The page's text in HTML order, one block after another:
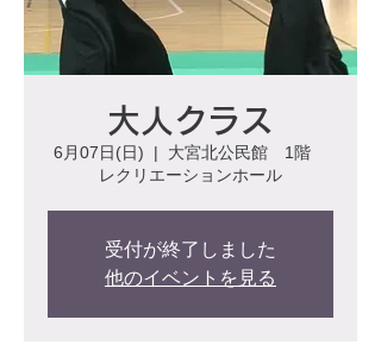
大人クラス
6月07日(日)
  |
大宮北公民館 1階
レクリエーションホール
受付が終了しました
他のイベントを見る